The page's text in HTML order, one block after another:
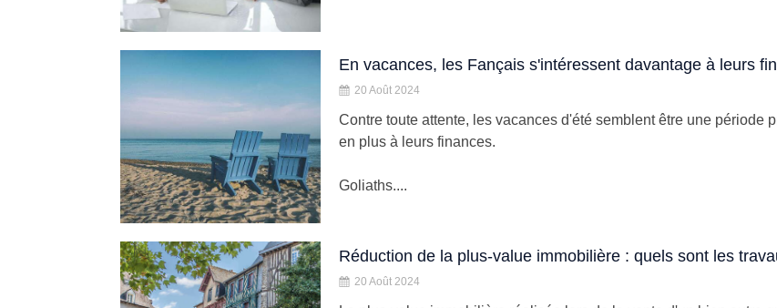
En vacances, les Fançais s'intéressent davantage à leurs
20 Août 2024
Contre toute attente, les vacances d'été semblent être une période
en plus à leurs finances.
Goliaths....
Réduction de la plus-value immobilière : quels sont les
20 Août 2024